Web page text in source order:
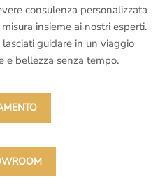
consulenza personalizzata
insieme ai nostri esperti.
guidare in un viaggio
e bellezza senza tempo.